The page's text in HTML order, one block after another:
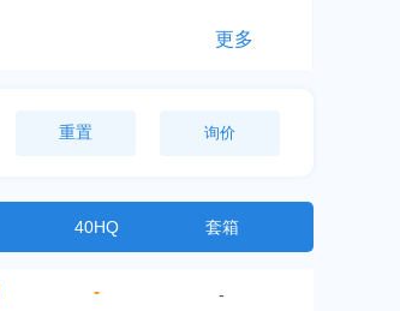
更多
40HQ 套箱
- -